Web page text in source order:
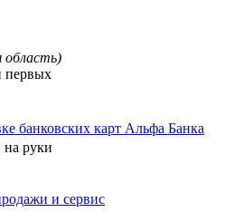
область)
первых
банковских карт Альфа Банка
на руки
и сервис